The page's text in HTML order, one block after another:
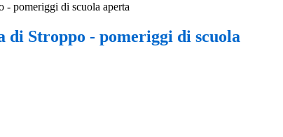
- pomeriggi di scuola aperta
di Stroppo - pomeriggi di scuola